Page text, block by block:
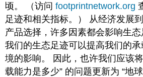
顷。 （访问footprintnetwork.org
足迹和相关指标。） 从经济发展
产品选择，许多因素都会影响生
我们的生态足迹可以提高我们的
境的影响。 因此，也许我们应该
载能力是多少” 的问题更新为 “地